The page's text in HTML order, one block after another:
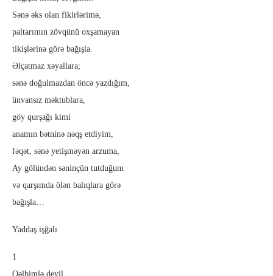
Sənə əks olan fikirlərimə,
paltarımın zövqünü oxşamayan
tikişlərinə görə bağışla.
Əlçatmaz xəyallara;
sənə doğulmazdan öncə yazdığım,
ünvansız məktublara,
göy qurşağı kimi
anamın bətninə nəqş etdiyim,
fəqət, sənə yetişməyən arzuma,
Ay gölündən səninçün tutduğum
və qarşımda ölən balıqlara görə
bağışla…
Yaddaş işğalı
1
Qəlbimlə deyil,